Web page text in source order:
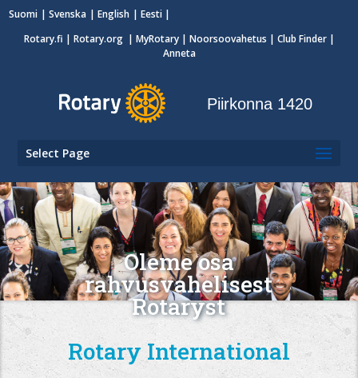
Suomi Svenska English
Eesti
Rotary.fi | Rotary.org | MyRotary| Noorsoovahetus | Club Finder|
Anneta
Piirkonna 1420
Select Page
Oleme osa
rahvusvahelisest
Rotaryst
Rotary International